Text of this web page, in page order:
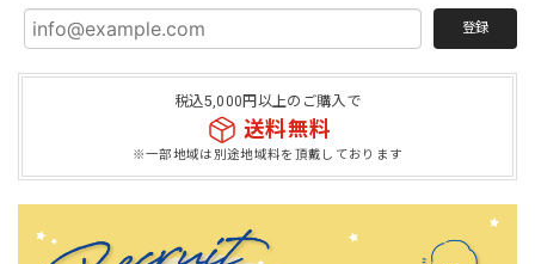
登録
税込5,000円以上のご購入で
送料無料
※一部地域は別途地域料を頂戴しております